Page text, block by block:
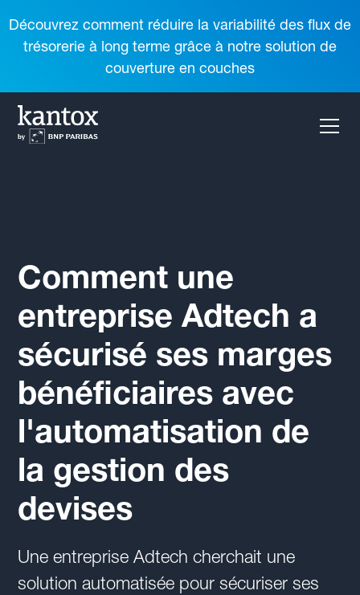
Découvrez comment réduire la variabilité des flux de
trésorerie à long terme grâce à notre solution de
couverture en couches
Comment une
entreprise Adtech a
sécurisé ses marges
bénéficiaires avec
l'automatisation de
la gestion des
devises
Une entreprise Adtech cherchait une
solution automatisée pour sécuriser ses